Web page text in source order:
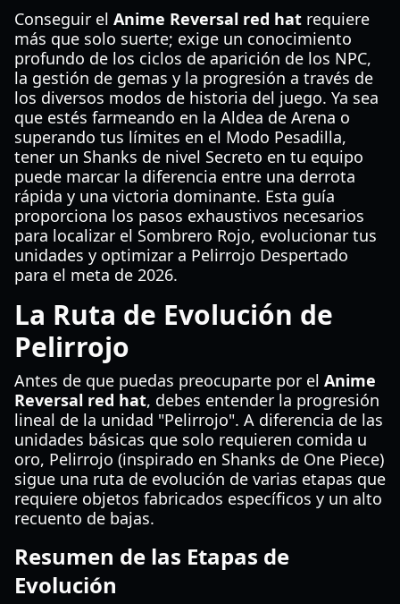
Conseguir el Anime Reversal red hat requiere
más que solo suerte; exige un conocimiento
profundo de los ciclos de aparición de los NPC,
la gestión de gemas y la progresión a través de
los diversos modos de historia del juego. Ya sea
que estés farmeando en la Aldea de Arena o
superando tus límites en el Modo Pesadilla,
tener un Shanks de nivel Secreto en tu equipo
puede marcar la diferencia entre una derrota
rápida y una victoria dominante. Esta guía
proporciona los pasos exhaustivos necesarios
para localizar el Sombrero Rojo, evolucionar tus
unidades y optimizar a Pelirrojo Despertado
para el meta de 2026.
La Ruta de Evolución de
Pelirrojo
Antes de que puedas preocuparte por el Anime
Reversal red hat, debes entender la progresión
lineal de la unidad "Pelirrojo". A diferencia de las
unidades básicas que solo requieren comida u
oro, Pelirrojo (inspirado en Shanks de One Piece)
sigue una ruta de evolución de varias etapas que
requiere objetos fabricados específicos y un alto
recuento de bajas.
Resumen de las Etapas de
Evolución